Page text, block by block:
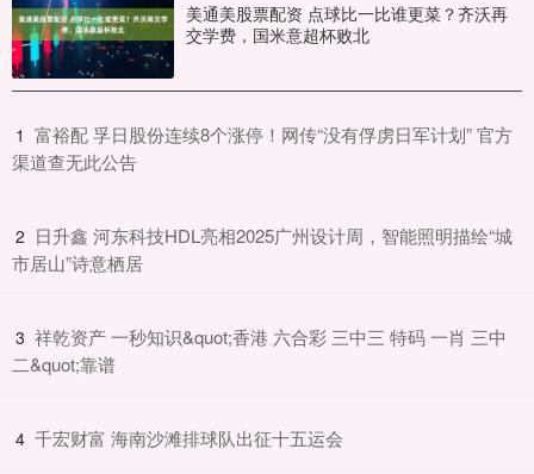
美通美股票配资 点球比一比谁更菜？齐沃再
交学费，国米意超杯败北
1 ​富裕配 孚日股份连续8个涨停！网传“没有俘虏日军计划” 官方
渠道查无此公告
2 ​日升鑫 河东科技HDL亮相2025广州设计周，智能照明描绘“城
市居山”诗意栖居
3 ​祥乾资产 一秒知识&quot;香港 六合彩 三中三 特码 一肖 三中
二&quot;靠谱
4 ​千宏财富 海南沙滩排球队出征十五运会